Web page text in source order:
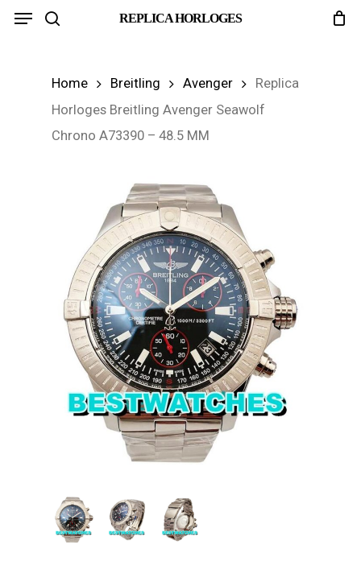
Skip
REPLICA HORLOGES
Menu
Home Breitling Avenger
Replica
Horloges Breitling Avenger Seawolf
Chrono A73390 – 48.5 MM